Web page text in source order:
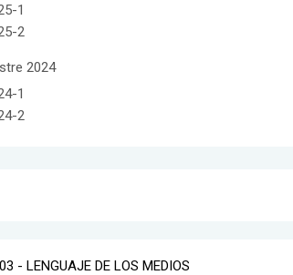
1
2
2024
1
2
- LENGUAJE DE LOS MEDIOS